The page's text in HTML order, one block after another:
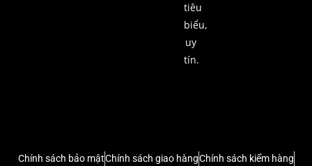
tiêu
biểu,
uy
tín.
Chính sách bảo mậtChính sách giao hàngChính sách kiểm hàng